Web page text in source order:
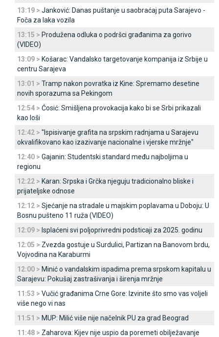
13:19 > Јanković: Danas puštanje u saobraćaj puta Sarajevo -
Foča za laka vozila
13:15 > Produžena odluka o podršci građanima za gorivo
(VIDEO)
13:09 > Košarac: Vandalsko targetovanje kompanija iz Srbije u
centru Sarajeva
13:01 > Tramp nakon povratka iz Kine: Spremamo desetine
novih sporazuma sa Pekingom
12:54 > Ćosić: Smišljena provokacija kako bi se Srbi prikazali
kao loši
12:42 > "Ispisivanje grafita na srpskim radnjama u Sarajevu
okvalifikovano kao izazivanje nacionalne i vjerske mržnje"
12:40 > Gajanin: Studentski standard među najboljima u
regionu
12:22 > Karan: Srpska i Grčka njeguju tradicionalno bliske i
prijateljske odnose
12:12 > Sjećanje na stradale u majskim poplavama u Doboju: U
Bosnu pušteno 11 ruža (VIDEO)
12:09 > Isplaćeni svi poljoprivredni podsticaji za 2025. godinu
12:05 > Zvezda gostuje u Surdulici, Partizan na Banovom brdu,
Vojvodina na Karaburmi
12:00 > Minić o vandalskim ispadima prema srpskom kapitalu u
Sarajevu: Pokušaj zastrašivanja i širenja mržnje
11:53 > Vučić građanima Crne Gore: Izvinite što smo vas voljeli
više nego vi nas
11:51 > MUP: Milić više nije načelnik PU za grad Beograd
11:48 > Zaharova: Kijev nije uspio da poremeti obilježavanje